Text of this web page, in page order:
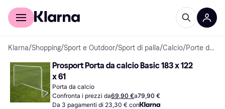
Per il tuo shopping
Klarna/Shopping/Sport e Outdoor/Sport di palla/Calcio/ Porte da Calcio
Prosport Porta da calcio Basic 183 x 122
x 61
Porta da calcio
Confronta i prezzi da69,90 €a79,90 €
Da 3 pagamenti di 23,30 € con